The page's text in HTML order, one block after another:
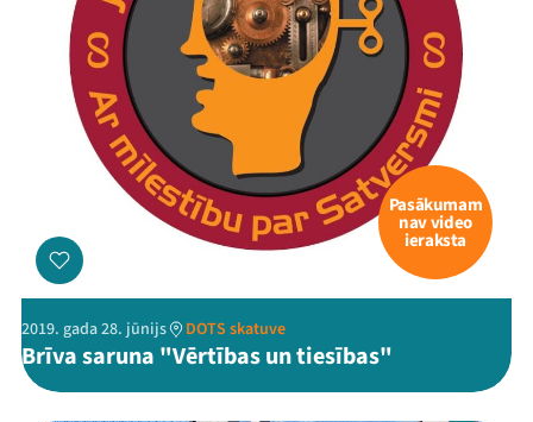
Ziedo
Veikals
Kontakti
ThreadsFacebookYoutube
X Instagram
Flick TikTok
Pasākumam
nav video
ieraksta
2019. gada 28. jūnijs DOTS skatuve
Brīva saruna "Vērtības un tiesības"